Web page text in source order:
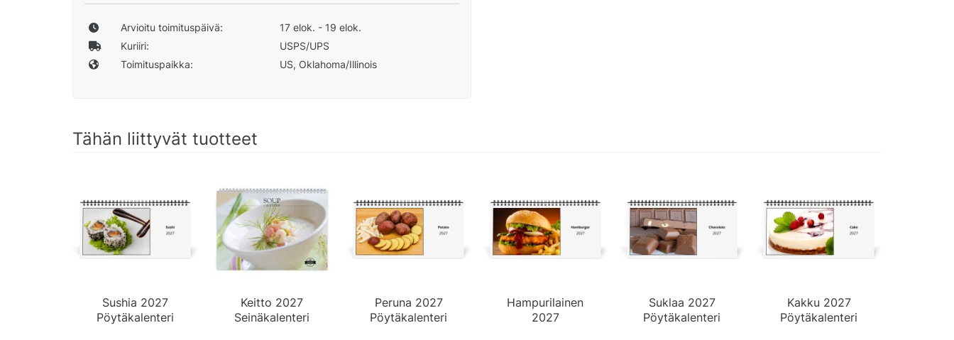
Arvioitu toimituspäivä:
17 elok. - 19 elok.
Kuriiri:
USPS/UPS
Toimituspaikka:
US, Oklahoma/Illinois
Tähän liittyvät tuotteet
Sushia 2027
Pöytäkalenteri
Keitto 2027
Seinäkalenteri
Peruna 2027
Pöytäkalenteri
Hampurilainen
2027
Suklaa 2027
Pöytäkalenteri
Kakku 2027
Pöytäkalenteri